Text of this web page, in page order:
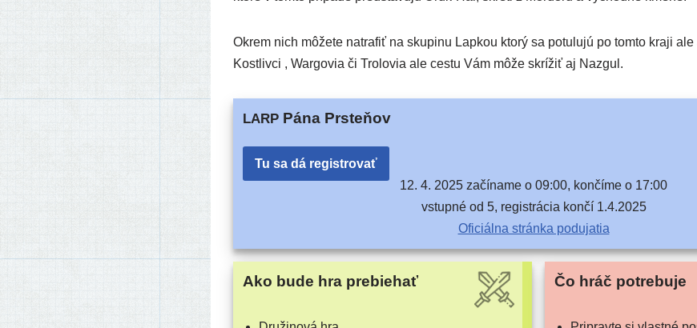
Okrem nich môže­te natra­fiť na sku­pi­nu Lapkou kto­rý sa potu­lu­jú po tom­to kra­ji
Kostlivci , Wargovia či Trolovia ale ces­tu Vám môže skrí­žiť aj Nazgul.
LARPPána Prsteňov
Tu sa dá registrovať
12. 4. 2025 začí­na­me o 09:00, kon­čí­me o 17:00
vstup­né od 5, regis­trá­cia kon­čí 1.4.2025
Oficiálna strán­ka podujatia
Ako bude hra prebiehať Čo hráč potrebuje